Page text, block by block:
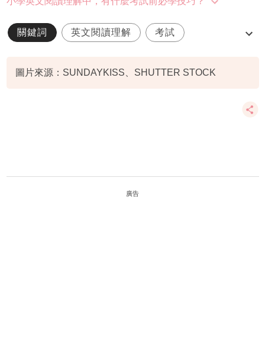
關鍵詞 英文閱讀理解 考試
圖片來源：SUNDAYKISS、SHUTTER STOCK
廣告